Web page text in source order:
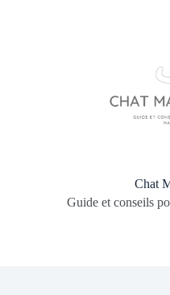
Chat
Guide et conseils